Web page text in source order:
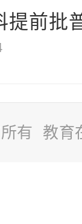
提前批
有 教育